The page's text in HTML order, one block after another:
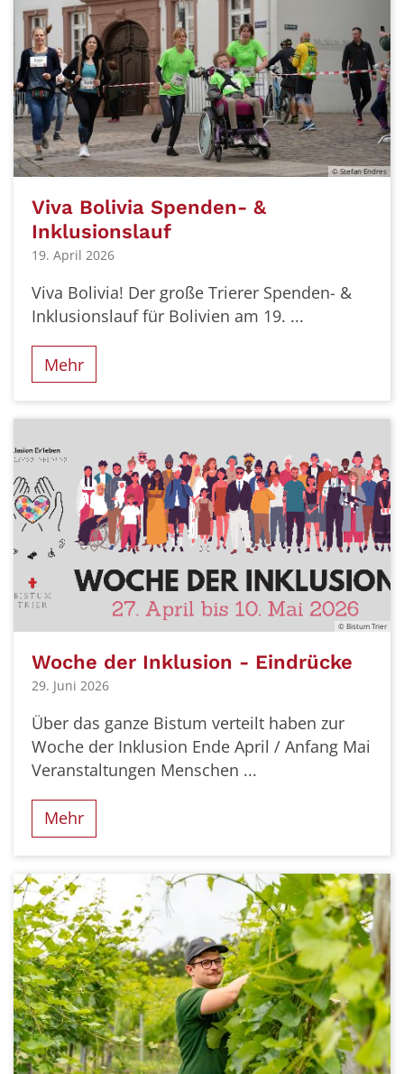
© Stefan Endres
Viva Bolivia Spenden- &
Inklusionslauf
19. April 2026
Viva Bolivia! Der große Trierer Spenden- &
Inklusionslauf für Bolivien am 19. ...
Mehr
© Bistum Trier
Woche der Inklusion - Eindrücke
29. Juni 2026
Über das ganze Bistum verteilt haben zur
Woche der Inklusion Ende April / Anfang Mai
Veranstaltungen Menschen ...
Mehr